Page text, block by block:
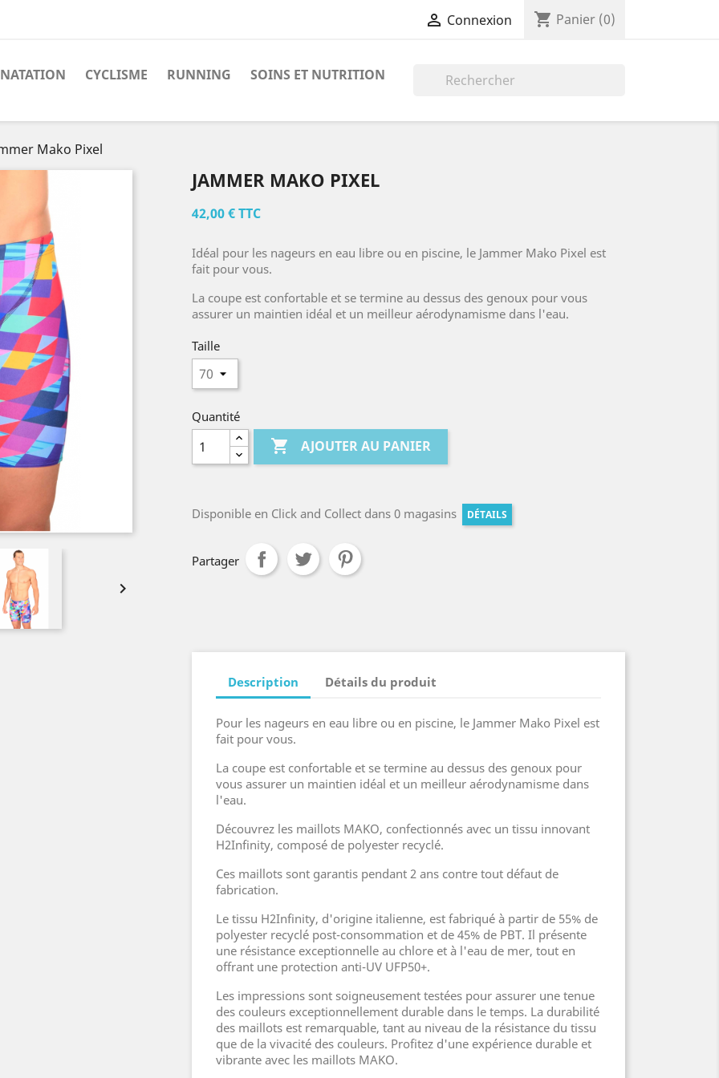
 Connexion shopping_cart Panier (0)
NATATION CYCLISME RUNNING SOINS ET NUTRITION
Mako Pixel

JAMMER MAKO PIXEL
42,00 € TTC
Idéal pour les nageurs en eau libre ou en piscine, le Jammer Mako Pixel est
fait pour vous.
La coupe est confortable et se termine au dessus des genoux pour vous
assurer un maintien idéal et un meilleur aérodynamisme dans l'eau.
Taille
Quantité
 AJOUTER AU PANIER
Disponible en Click and Collect dans 0 magasins DÉTAILS
Partager
Description Détails du produit
Pour les nageurs en eau libre ou en piscine, le Jammer Mako Pixel est
fait pour vous.
La coupe est confortable et se termine au dessus des genoux pour
vous assurer un maintien idéal et un meilleur aérodynamisme dans
l'eau.
Découvrez les maillots MAKO, confectionnés avec un tissu innovant
H2Infinity, composé de polyester recyclé.
Ces maillots sont garantis pendant 2 ans contre tout défaut de
fabrication.
Le tissu H2Infinity, d'origine italienne, est fabriqué à partir de 55% de
polyester recyclé post-consommation et de 45% de PBT. Il présente
une résistance exceptionnelle au chlore et à l'eau de mer, tout en
offrant une protection anti-UV UFP50+.
Les impressions sont soigneusement testées pour assurer une tenue
des couleurs exceptionnellement durable dans le temps. La durabilité
des maillots est remarquable, tant au niveau de la résistance du tissu
que de la vivacité des couleurs. Profitez d'une expérience durable et
vibrante avec les maillots MAKO.